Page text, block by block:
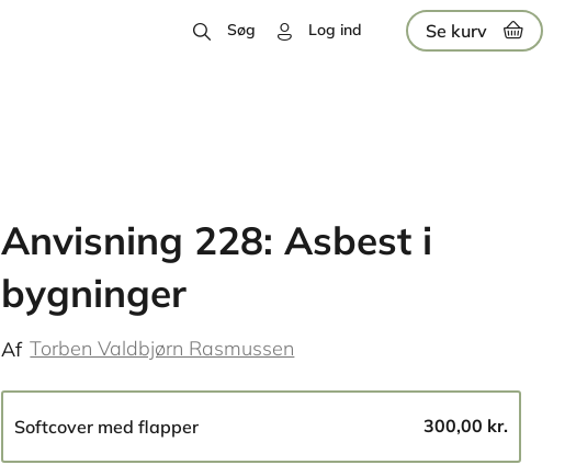
Søg Log ind Se kurv
Anvisning 228: Asbest i
bygninger
Af Torben Valdbjørn Rasmussen
Softcover med flapper 300,00 kr.